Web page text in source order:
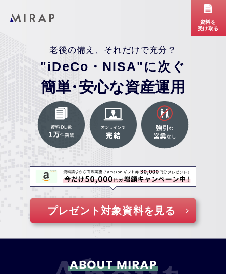
資料を
受け取る
老後の備え、それだけで充分？
"iDeCo・NISA"に次ぐ
簡単・安心な資産運用
プレゼント対象資料を見る